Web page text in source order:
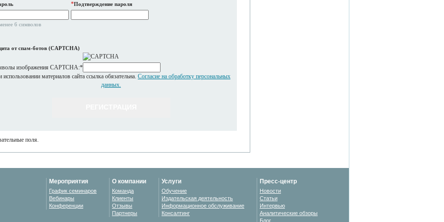
6 символов
*Подтверждение пароля
от спам-ботов (CAPTCHA)
изображения CAPTCHA:*
использовании материалов сайта ссылка обязательна. Согласие на обработку персональных
данных.
поля.
Мероприятия
График семинаров
Вебинары
Конференции
О компании
Команда
Клиенты
Отзывы
Партнеры
Услуги
Обучение
Издательская деятельность
Информационное обслуживание
Консалтинг
Пресс-центр
Новости
Статьи
Интервью
Аналитические обзоры
Блог